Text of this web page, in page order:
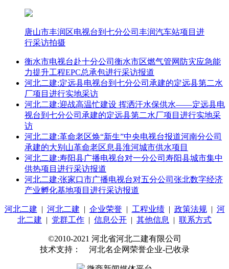
唐山市丰润区电视台到七分公司丰润汽车站项目进
行采访拍摄
衡水市电视台赴十分公司衡水市区燃气管网防灾应急能
力提升工程EPC总承包进行采访报道
河北二建:定远县电视台到七分公司承建的定远县第二水
厂项目进行实地采访
河北二建:迎战高温忙建设 挥洒汗水保供水——定远县电
视台到七分公司承建的定远县第二水厂项目进行实地采
访
河北二建:革命老区焕“新生”中央电视台报道河南分公司
承建的大别山革命老区息县淮河城市供水项目
河北二建:寿阳县广播电视台对一分公司寿阳县城市集中
供热项目进行采访报道
河北二建:张家口市广播电视台对五分公司张北数字经济
产业孵化基地项目进行采访报道
河北二建 | 河北二建 | 企业荣誉| 工程业绩| 政策法规| 河
北二建 | 党群工作 | 信息公开 | 其他信息 | 联系方式
©2010-2021 河北省河北二建有限公司
技术支持： 河北名企网荣誉企业-已收录